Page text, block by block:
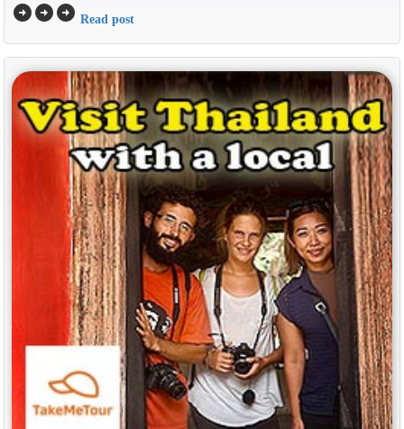
arrow_circle_rightarrow_circle_rightarrow_circle_right Read post